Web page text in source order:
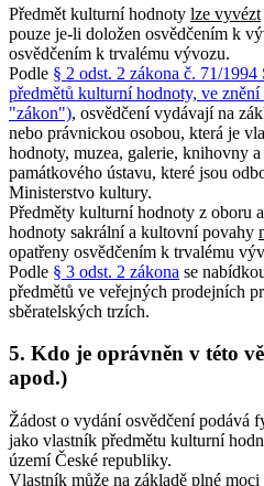
Předmět kulturní hodnoty lze vyvézt
pouze je-li doložen osvědčením k
osvědčením k trvalému vývozu.
Podle § 2 odst. 2 zákona č. 71/
předmětů kulturní hodnoty, ve
"zákon"), osvědčení vydávají na
nebo právnickou osobou, která je
hodnoty, muzea, galerie, knihovny
památkového ústavu, které jsou
Ministerstvo kultury.
Předměty kulturní hodnoty z oboru
hodnoty sakrální a kultovní povahy
opatřeny osvědčením k trvalému
Podle § 3 odst. 2 zákona se
předmětů ve veřejných prodejních
sběratelských trzích.
5. Kdo je oprávněn v této
apod.)
Žádost o vydání osvědčení podává
jako vlastník předmětu kulturní
území České republiky.
Vlastník může na základě plné